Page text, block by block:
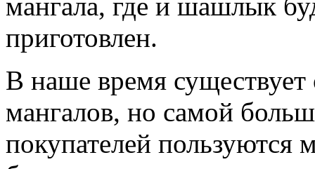
приготовлен.
В наше время существует
мангалов, но самой
покупателей пользуются